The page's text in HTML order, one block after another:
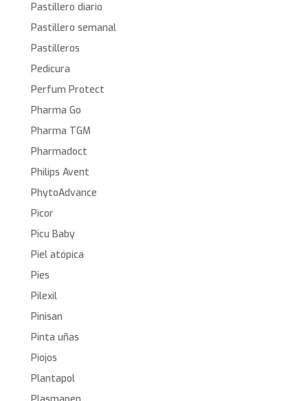
Pastillero diario
Pastillero semanal
Pastilleros
Pedicura
Perfum Protect
Pharma Go
Pharma TGM
Pharmadoct
Philips Avent
PhytoAdvance
Picor
Picu Baby
Piel atópica
Pies
Pilexil
Pinisan
Pinta uñas
Piojos
Plantapol